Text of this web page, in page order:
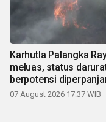
Karhutla Palangka
meluas, status
berpotensi
07 August 2026 17:37 WIB